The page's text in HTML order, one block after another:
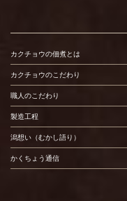
カクチョウの佃煮とは
カクチョウのこだわり
職人のこだわり
製造工程
潟想い（むかし語り）
かくちょう通信